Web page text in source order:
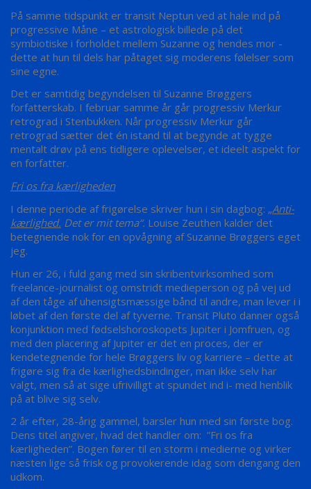
På samme tidspunkt er transit Neptun ved at hale ind på
progressive Måne – et astrologisk billede på det
symbiotiske i forholdet mellem Suzanne og hendes mor -
dette at hun til dels har påtaget sig moderens følelser som
sine egne.
Det er samtidig begyndelsen til Suzanne Brøggers
forfatterskab. I februar samme år går progressiv Merkur
retrograd i Stenbukken. Når progressiv Merkur går
retrograd sætter det én istand til at begynde at tygge
mentalt drøv på ens tidligere oplevelser, et ideelt aspekt for
en forfatter.
Fri os fra kærligheden
I denne periode af frigørelse skriver hun i sin dagbog: „Anti-
kærlighed. Det er mit tema“. Louise Zeuthen kalder det
betegnende nok for en opvågning af Suzanne Brøggers eget
jeg.
Hun er 26, i fuld gang med sin skribentvirksomhed som
freelance-journalist og omstridt medieperson og på vej ud
af den tåge af uhensigtsmæssige bånd til andre, man lever i i
løbet af den første del af tyverne. Transit Pluto danner også
konjunktion med fødselshoroskopets Jupiter i Jomfruen, og
med den placering af Jupiter er det en proces, der er
kendetegnende for hele Brøggers liv og karriere – dette at
frigøre sig fra de kærlighedsbindinger, man ikke selv har
valgt, men så at sige ufrivilligt at spundet ind i- med henblik
på at blive sig selv.
2 år efter, 28-årig gammel, barsler hun med sin første bog.
Dens titel angiver, hvad det handler om: ”Fri os fra
kærligheden”. Bogen fører til en storm i medierne og virker
næsten lige så frisk og provokerende idag som dengang den
udkom.